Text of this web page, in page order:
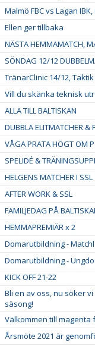
Malmö FBC vs Lagan
Ellen ger tillbaka
NÄSTA HEMMAMATCH,
SÖNDAG 12/12
TränarClinic 14/12, Taktik
Vill du skänka teknisk
ALLA TILL BALTISKAN
DUBBLA ELITMATCHER &
VÅGA PRATA HÖGT OM
SPELIDÉ &
HELGENS MATCHER I
AFTER WORK & SSL
FAMILJEDAG PÅ
HEMMAPREMIÄR x 2
Domarutbildning -
Domarutbildning -
KICK OFF 21-22
Bli en av oss, nu söker
säsong!
Välkommen till magenta
Årsmöte 2021 är